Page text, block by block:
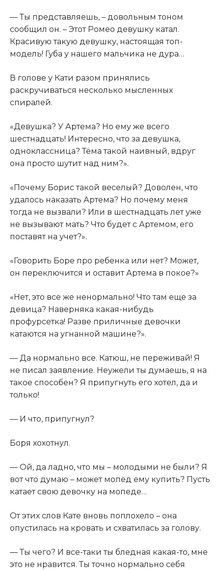
​— Ты представляешь, – довольным тоном
сообщил он. – Этот Ромео девушку катал.
Красивую такую девушку, настоящая топ-
модель! Губа у нашего мальчика не дура…​
​В голове у Кати разом принялись
раскручиваться несколько мысленных
спиралей.​
​«Девушка? У Артема? Но ему же всего
шестнадцать! Интересно, что за девушка,
одноклассница? Тёма такой наивный, вдруг
она просто шутит над ним?».​
​«Почему Борис такой веселый? Доволен, что
удалось наказать Артема? Но почему меня
тогда не вызвали? Или в шестнадцать лет уже
не вызывают мать? Что будет с Артемом, его
поставят на учет?».​
​«Говорить Боре про ребенка или нет? Может,
он переключится и оставит Артема в покое?»​
​«Нет, это все же ненормально! Что там еще за
девица? Наверняка какая-нибудь
профурсетка! Разве приличные девочки
катаются на угнанной машине?».​
​— Да нормально все. Катюш, не переживай! Я
не писал заявление. Неужели ты думаешь, я на
такое способен? Я припугнуть его хотел, да и
только!​
​— И что, припугнул?​
​Боря хохотнул.​
​— Ой, да ладно, что мы – молодыми не были? Я
вот что думаю – может мопед ему купить? Пусть
катает свою девочку на мопеде…​
​От этих слов Кате вновь поплохело – она
опустилась на кровать и схватилась за голову.​
​— Ты чего? И все-таки ты бледная какая-то, мне
это не нравится. Ты точно нормально себя